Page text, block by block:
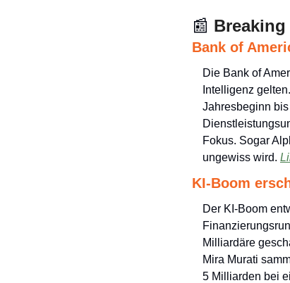
📰 Breaking
Bank of
Die Bank of
Intelligenz
Jahresbeginn
Fokus. Sogar
ungewiss wird.
KI-Boom
Der KI-Boom
Milliardäre
Mira Murati
5 Milliarden bei